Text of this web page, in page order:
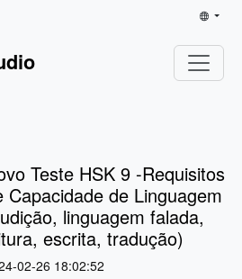
Teste HSK 9 -Requisitos
Capacidade de Linguagem
linguagem falada,
escrita, tradução)
02-26 18:02:52